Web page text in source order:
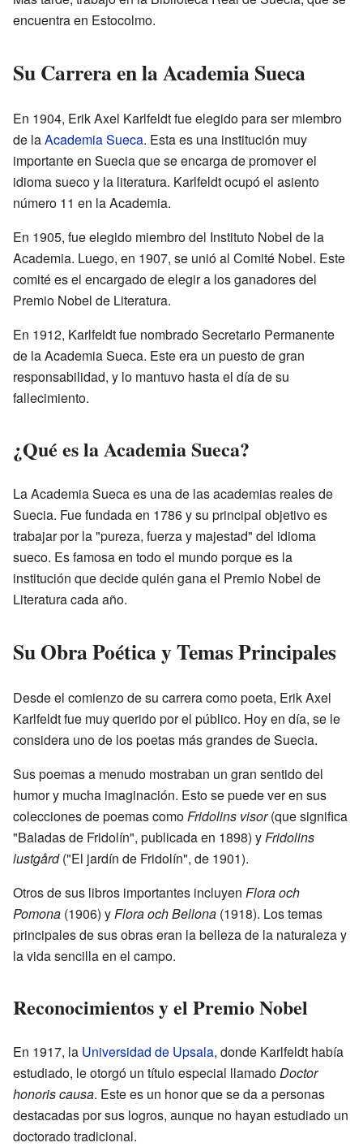
encuentra en Estocolmo.
Su Carrera en la Academia Sueca
En 1904, Erik Axel Karlfeldt fue elegido para ser miembro
de laAcademia Sueca. Esta es una institución muy
importante en Suecia que se encarga de promover el
idioma sueco y la literatura. Karlfeldt ocupó el asiento
número 11 en la Academia.
En 1905, fue elegido miembro del Instituto Nobel de la
Academia. Luego, en 1907, se unió al Comité Nobel. Este
comité es el encargado de elegir a los ganadores del
Premio Nobel de Literatura.
En 1912, Karlfeldt fue nombrado Secretario Permanente
de la Academia Sueca. Este era un puesto de gran
responsabilidad, y lo mantuvo hasta el día de su
fallecimiento.
¿Qué es la Academia Sueca?
La Academia Sueca es una de las academias reales de
Suecia. Fue fundada en 1786 y su principal objetivo es
trabajar por la "pureza, fuerza y majestad" del idioma
sueco. Es famosa en todo el mundo porque es la
institución que decide quién gana el Premio Nobel de
Literatura cada año.
Su Obra Poética y Temas Principales
Desde el comienzo de su carrera como poeta, Erik Axel
Karlfeldt fue muy querido por el público. Hoy en día, se le
considera uno de los poetas más grandes de Suecia.
Sus poemas a menudo mostraban un gran sentido del
humor y mucha imaginación. Esto se puede ver en sus
colecciones de poemas comoFridolins visor(que significa
"Baladas de Fridolín", publicada en 1898) yFridolins
lustgård("El jardín de Fridolín", de 1901).
Otros de sus libros importantes incluyen Flora och
Pomona (1906) yFlora och Bellona (1918). Los temas
principales de sus obras eran la belleza de la naturaleza y
la vida sencilla en el campo.
Reconocimientos y el Premio Nobel
En 1917, la Universidad de Upsala, donde Karlfeldt había
estudiado, le otorgó un título especial llamadoDoctor
honoris causa. Este es un honor que se da a personas
destacadas por sus logros, aunque no hayan estudiado un
doctorado tradicional.